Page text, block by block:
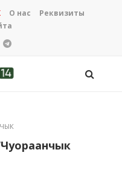
О нас
Реквизиты